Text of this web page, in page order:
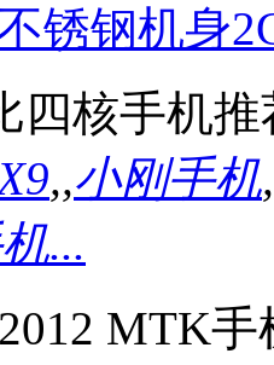
锈钢机身
四核手机推
,,小刚手机,
...
MTK